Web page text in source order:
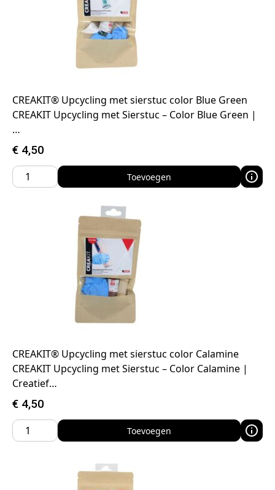
CREAKIT® Upcycling met sierstuc color Blue Green
CREAKIT Upcycling met Sierstuc – Color Blue Green |
…
€ 4,50
Toevoegen
CREAKIT® Upcycling met sierstuc color Calamine
CREAKIT Upcycling met Sierstuc – Color Calamine |
Creatief…
€ 4,50
Toevoegen